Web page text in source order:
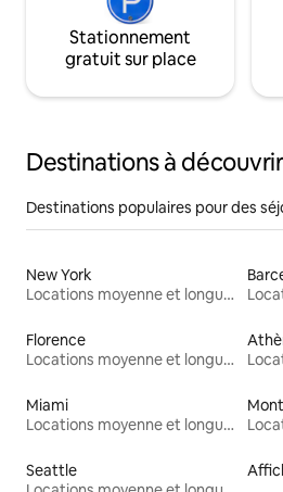
Stationnement
gratuit sur place
Destinations à découvrir
Destinations populaires pour des
New York
Locations moyenne et longue durée
Florence
Locations moyenne et longue durée
Miami
Locations moyenne et longue durée
Seattle